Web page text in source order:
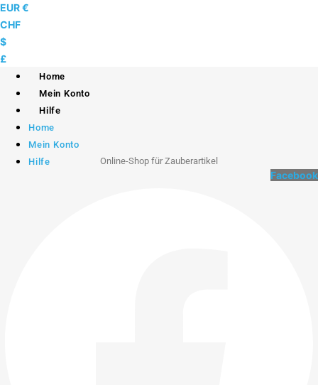
Skip
to
content
EUR €
CHF
$
£
Home
Mein Konto
Hilfe
Home
Mein Konto
Hilfe
Online-Shop für Zauberartikel
Facebook